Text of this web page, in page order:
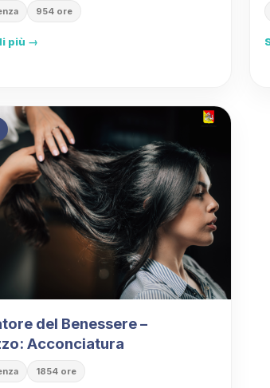
954 ore
più →
del Benessere –
Acconciatura
1854 ore